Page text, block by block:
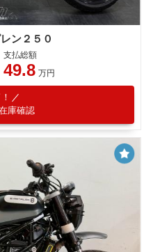
ン２５０
支払総額
49.8 万円
庫確認